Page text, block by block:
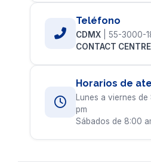
Teléfono
CDMX | 55-3000-
CONTACT CENTRE
Horarios de
Lunes a viernes
pm
Sábados de 8:00